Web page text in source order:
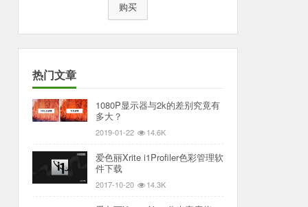
购买
热门文章
1080P显示器与2k的差别究竟有
多大？
2019-01-22 14.6K
爱色丽Xrite i1Profiler色彩管理软
件下载
2017-10-20 14.3K